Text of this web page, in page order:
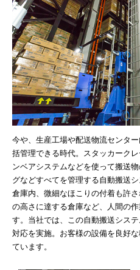
今や、生産工場や配送物流センタ
括管理できる時代。スタッカーク
ンベアシステムなどを使って搬送
グなどすべてを管理する自動搬送
倉庫内、微細なほこりの付着も許
の高さに達する倉庫など、人間の
す。当社では、この自動搬送シス
対応を実施。お客様の設備を良好
ています。